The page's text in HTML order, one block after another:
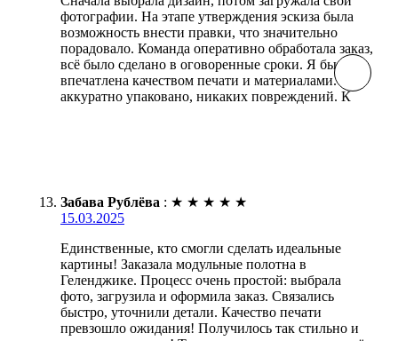
фотографии. На этапе утверждения эскиза была
возможность внести правки, что значительно
порадовало. Команда оперативно обработала заказ,
всё было сделано в оговоренные сроки. Я была
впечатлена качеством печати и материалами. Всё
аккуратно упаковано, никаких повреждений. К
Забава Рублёва : ★ ★ ★ ★ ★
15.03.2025
Единственные, кто смогли сделать идеальные
картины! Заказала модульные полотна в
Геленджике. Процесс очень простой: выбрала
фото, загрузила и оформила заказ. Связались
быстро, уточнили детали. Качество печати
превзошло ожидания! Получилось так стильно и